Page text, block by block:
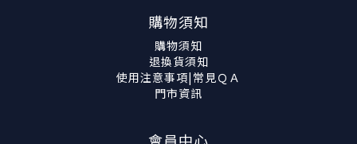
購物須知
購物須知
退換貨須知
使用注意事項|常見ＱＡ
門市資訊